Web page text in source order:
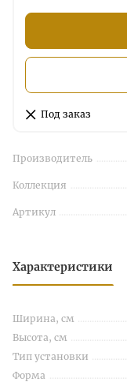
Под заказ
Производитель
Коллекция
Артикул
Характеристики
Ширина, см
Высота, см
Тип установки
Форма